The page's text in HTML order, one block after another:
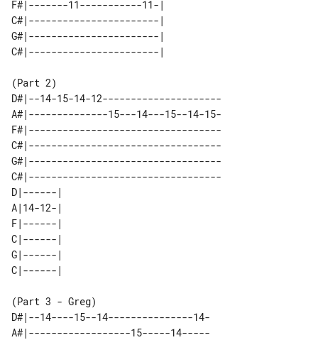
F#|-------11-----------11-|
C#|-----------------------|
G#|-----------------------|
D#|--14-15-14-12---------------------
A#|--------------15---14---15--14-15-
F#|----------------------------------
C#|----------------------------------
G#|----------------------------------
C#|----------------------------------
D|------|
A|14-12-|
F|------|
C|------|
G|------|
D#|--14----15--14---------------14-
A#|------------------15-----14-----